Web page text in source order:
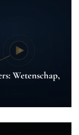
Wetenschap,